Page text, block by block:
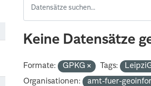
Keine Datensätze
Formate: GPKG Tags:
Organisationen:
amt-fuer-